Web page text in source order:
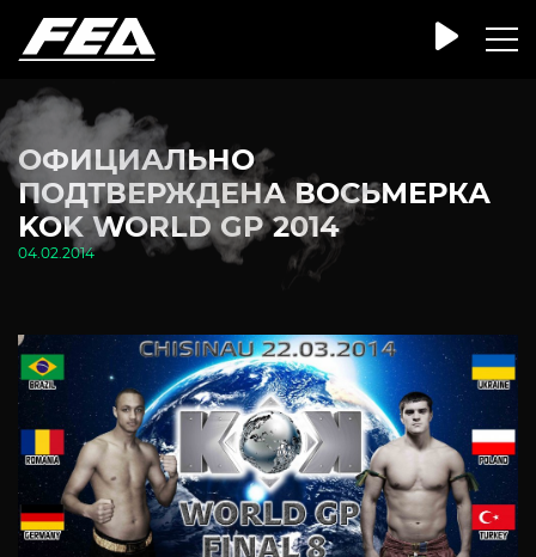
ОФИЦИАЛЬНО
ПОДТВЕРЖДЕНА ВОСЬМЕРКА
KOK WORLD GP 2014
04.02.2014